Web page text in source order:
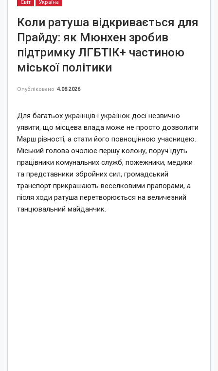
Світ Україна
Коли ратуша відкривається для
Прайду: як Мюнхен зробив
підтримку ЛГБТІК+ частиною
міської політики
Опубліковано 4.08.2026
Для багатьох українців і українок досі незвично
уявити, що місцева влада може не просто дозволити
Марш рівності, а стати його повноцінною учасницею.
Міський голова очолює першу колону, поруч ідуть
працівники комунальних служб, пожежники, медики
та представники збройних сил, громадський
транспорт прикрашають веселковими прапорами, а
після ходи ратуша перетворюється на величезний
танцювальний майданчик.